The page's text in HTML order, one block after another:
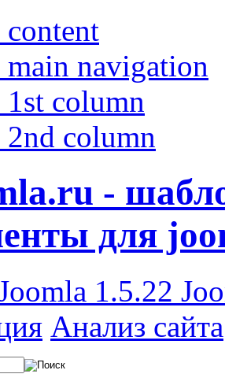
navigation
column
column
-
для
1.5.22
Анализ сайта